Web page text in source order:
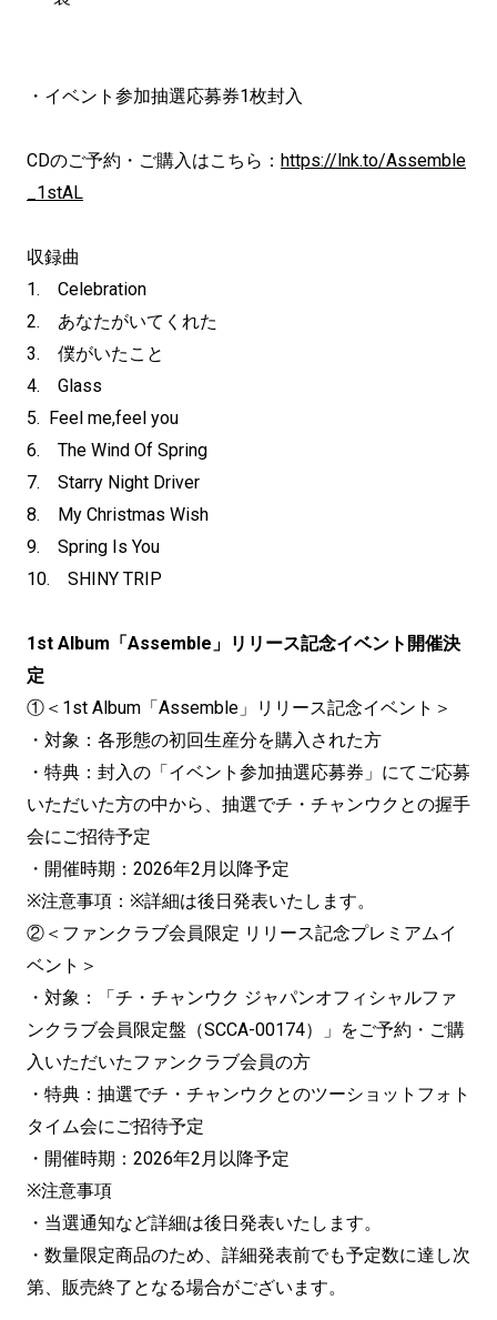
・イベント参加抽選応募券1枚封入
CDのご予約・ご購入はこちら： https://lnk.to/Assemble
_1stAL
収録曲
1. Celebration
2. あなたがいてくれた
3. 僕がいたこと
4. Glass
5. Feel me,feel you
6. The Wind Of Spring
7. Starry Night Driver
8. My Christmas Wish
9. Spring Is You
10. SHINY TRIP
1st Album「Assemble」リリース記念イベント開催決
定
①＜1st Album「Assemble」リリース記念イベント＞
・対象：各形態の初回生産分を購入された方
・特典：封入の「イベント参加抽選応募券」にてご応募
いただいた方の中から、抽選でチ・チャンウクとの握手
会にご招待予定
・開催時期：2026年2月以降予定
※注意事項：※詳細は後日発表いたします。
②＜ファンクラブ会員限定 リリース記念プレミアムイ
ベント＞
・対象：「チ・チャンウク ジャパンオフィシャルファ
ンクラブ会員限定盤（SCCA-00174）」をご予約・ご購
入いただいたファンクラブ会員の方
・特典：抽選でチ・チャンウクとのツーショットフォト
タイム会にご招待予定
・開催時期：2026年2月以降予定
※注意事項
・当選通知など詳細は後日発表いたします。
・数量限定商品のため、詳細発表前でも予定数に達し次
第、販売終了となる場合がございます。